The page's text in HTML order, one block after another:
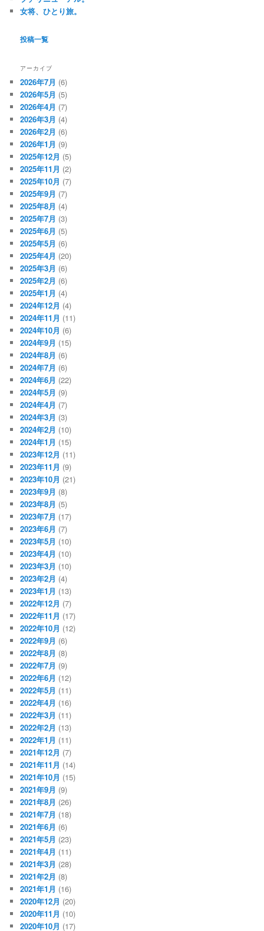
女将、ひとり旅。
投稿一覧
アーカイブ
2026年7月 (6)
2026年5月 (5)
2026年4月 (7)
2026年3月 (4)
2026年2月 (6)
2026年1月 (9)
2025年12月 (5)
2025年11月 (2)
2025年10月 (7)
2025年9月 (7)
2025年8月 (4)
2025年7月 (3)
2025年6月 (5)
2025年5月 (6)
2025年4月 (20)
2025年3月 (6)
2025年2月 (6)
2025年1月 (4)
2024年12月 (4)
2024年11月 (11)
2024年10月 (6)
2024年9月 (15)
2024年8月 (6)
2024年7月 (6)
2024年6月 (22)
2024年5月 (9)
2024年4月 (7)
2024年3月 (3)
2024年2月 (10)
2024年1月 (15)
2023年12月 (11)
2023年11月 (9)
2023年10月 (21)
2023年9月 (8)
2023年8月 (5)
2023年7月 (17)
2023年6月 (7)
2023年5月 (10)
2023年4月 (10)
2023年3月 (10)
2023年2月 (4)
2023年1月 (13)
2022年12月 (7)
2022年11月 (17)
2022年10月 (12)
2022年9月 (6)
2022年8月 (8)
2022年7月 (9)
2022年6月 (12)
2022年5月 (11)
2022年4月 (16)
2022年3月 (11)
2022年2月 (13)
2022年1月 (11)
2021年12月 (7)
2021年11月 (14)
2021年10月 (15)
2021年9月 (9)
2021年8月 (26)
2021年7月 (18)
2021年6月 (6)
2021年5月 (23)
2021年4月 (11)
2021年3月 (28)
2021年2月 (8)
2021年1月 (16)
2020年12月 (20)
2020年11月 (10)
2020年10月 (17)